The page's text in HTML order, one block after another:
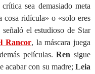
sea demasiado meta
cosa ridícula» o «solo eres
el estudioso de Star
Rancor, la máscara juega
películas.Rensigue
acabar con su madre;Leia